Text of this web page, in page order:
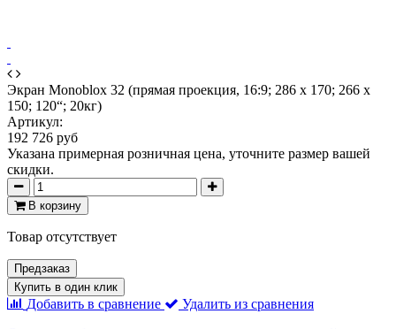
Экран Monoblox 32 (прямая проекция, 16:9; 286 x 170; 266 x
150; 120“; 20кг)
Артикул:
192 726 руб
Указана примерная розничная цена, уточните размер вашей
скидки.
В корзину
Товар отсутствует
Предзаказ
Купить в один клик
Добавить в сравнение
Удалить из сравнения